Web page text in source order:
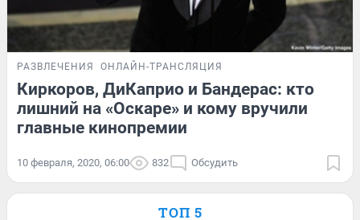
РАЗВЛЕЧЕНИЯ ОНЛАЙН-ТРАНСЛЯЦИЯ
Киркоров, ДиКаприо и Бандерас: кто
лишний на «Оскаре» и кому вручили
главные кинопремии
10 февраля, 2020, 06:00 832 Обсудить
ТОП 5